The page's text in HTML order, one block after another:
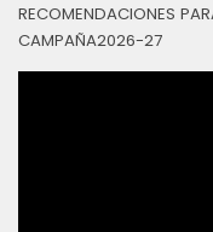
RECOMENDACIONES
CAMPAÑA2026-27